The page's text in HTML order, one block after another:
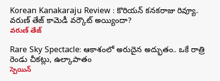
Korean Kanakaraju Review : కొరియన్ కనకరాజు రివ్యూ..
వరుణ్ తేజ్ కామెడీ వర్కౌట్ అయ్యిందా?
వరుణ్ తేజ్
Rare Sky Spectacle: ఆకాశంలో అరుదైన అద్భుతం.. ఒకే రాత్రి
రెండు చీకట్లు, ఉల్కాపాతం
స్పెయిన్